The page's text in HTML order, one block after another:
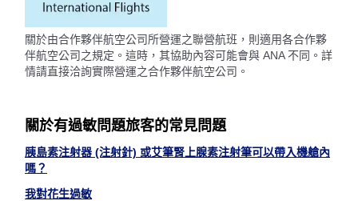
關於由合作夥伴航空公司所營運之聯營航班，則適用各合作夥
伴航空公司之規定。這時，其協助內容可能會與 ANA 不同。詳
情請直接洽詢實際營運之合作夥伴航空公司。
關於有過敏問題旅客的常見問題
胰島素注射器 (注射針) 或艾筆腎上腺素注射筆可以帶入機艙內
嗎？
我對花生過敏